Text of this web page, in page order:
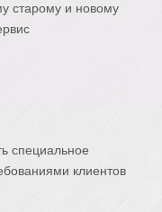
старому и новому
специальное
клиентов